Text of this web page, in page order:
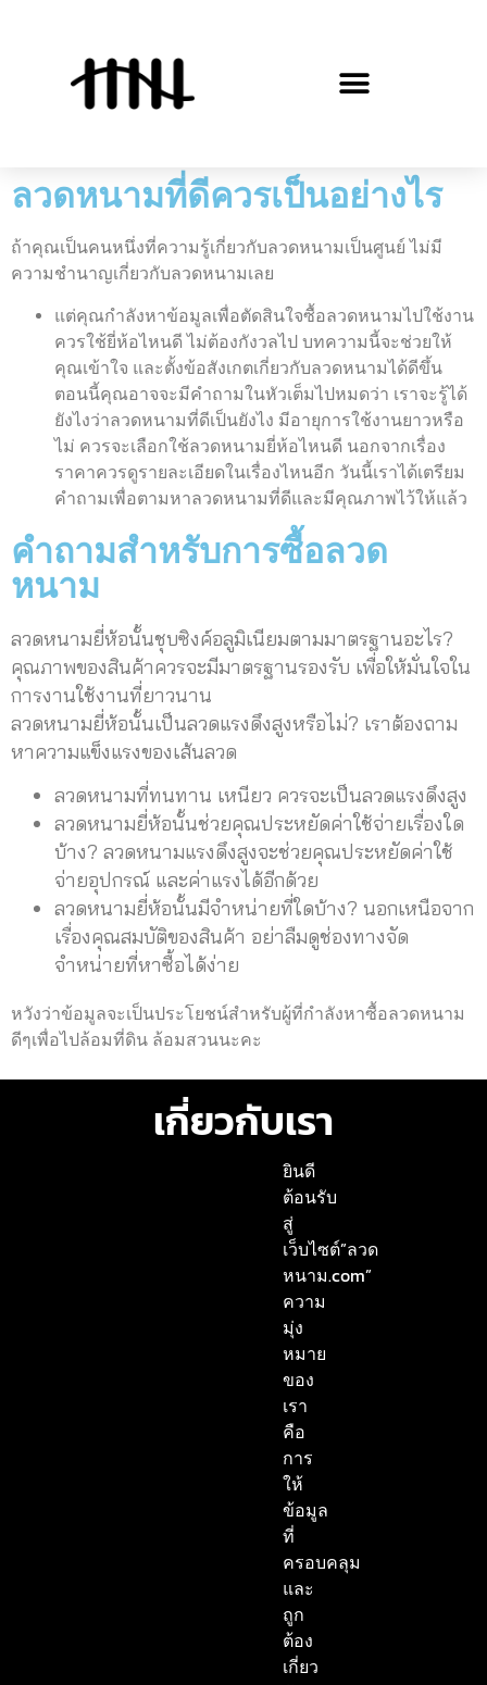
ลวดหนามที่ดีควรเป็นอย่างไร
ถ้าคุณเป็นคนหนึ่งที่ความรู้เกี่ยวกับลวดหนามเป็นศูนย์ ไม่มี
ความชำนาญเกี่ยวกับลวดหนามเลย
แต่คุณกำลังหาข้อมูลเพื่อตัดสินใจซื้อลวดหนามไปใช้งาน
ควรใช้ยี่ห้อไหนดี ไม่ต้องกังวลไป บทความนี้จะช่วยให้
คุณเข้าใจ และตั้งข้อสังเกตเกี่ยวกับลวดหนามได้ดีขึ้น
ตอนนี้คุณอาจจะมีคำถามในหัวเต็มไปหมดว่า เราจะรู้ได้
ยังไงว่าลวดหนามที่ดีเป็นยังไง มีอายุการใช้งานยาวหรือ
ไม่ ควรจะเลือกใช้ลวดหนามยี่ห้อไหนดี นอกจากเรื่อง
ราคาควรดูรายละเอียดในเรื่องไหนอีก วันนี้เราได้เตรียม
คำถามเพื่อตามหาลวดหนามที่ดีและมีคุณภาพไว้ให้แล้ว
คำถามสำหรับการซื้อลวด
หนาม
ลวดหนามยี่ห้อนั้นชุบซิงค์อลูมิเนียมตามมาตรฐานอะไร?
คุณภาพของสินค้าควรจะมีมาตรฐานรองรับ เพื่อให้มั่นใจใน
การงานใช้งานที่ยาวนาน
ลวดหนามยี่ห้อนั้นเป็นลวดแรงดึงสูงหรือไม่? เราต้องถาม
หาความแข็งแรงของเส้นลวด
ลวดหนามที่ทนทาน เหนียว ควรจะเป็นลวดแรงดึงสูง
ลวดหนามยี่ห้อนั้นช่วยคุณประหยัดค่าใช้จ่ายเรื่องใด
บ้าง? ลวดหนามแรงดึงสูงจะช่วยคุณประหยัดค่าใช้
จ่ายอุปกรณ์ และค่าแรงได้อีกด้วย
ลวดหนามยี่ห้อนั้นมีจำหน่ายที่ใดบ้าง? นอกเหนือจาก
เรื่องคุณสมบัติของสินค้า อย่าลืมดูช่องทางจัด
จำหน่ายที่หาซื้อได้ง่าย
หวังว่าข้อมูลจะเป็นประโยชน์สำหรับผู้ที่กำลังหาซื้อลวดหนาม
ดีๆเพื่อไปล้อมที่ดิน ล้อมสวนนะคะ
เกี่ยวกับเรา
ยินดี
ต้อนรับ
สู่
เว็บไซต์”ลวด
หนาม.com”
ความ
มุ่ง
หมาย
ของ
เรา
คือ
การ
ให้
ข้อมูล
ที่
ครอบคลุม
และ
ถูก
ต้อง
เกี่ยว